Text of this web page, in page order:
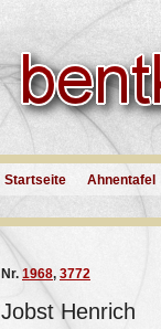
Startseite Ahnentafel
Nr. 1968, 3772
Jobst Henrich